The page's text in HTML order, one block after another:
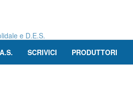
e D.E.S.
SCRIVICI PRODUTTORI